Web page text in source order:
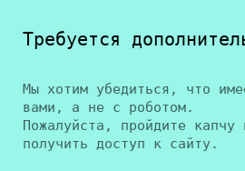
Требуется
Мы хотим убедиться, что
вами, а не с роботом.
Пожалуйста, пройдите капчу
получить доступ к сайту.